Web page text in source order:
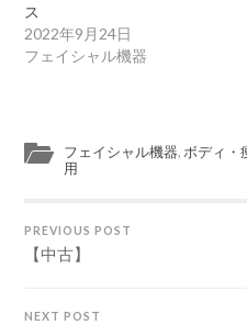
ス
2022年9月24日
フェイシャル機器
フェイシャル機器, ボディ・
用
PREVIOUS POST
【中古】
NEXT POST